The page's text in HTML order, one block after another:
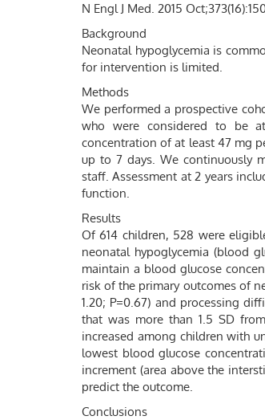
N Engl J Med. 2015
Background
Neonatal hypoglycemia is
for intervention is limited.
Methods
We performed a prospective
who were considered to be
concentration of at least 47 mg
up to 7 days. We continuously
staff. Assessment at 2 years
function.
Results
Of 614 children, 528 were
neonatal hypoglycemia (blood
maintain a blood glucose
risk of the primary outcomes of
1.20; P=0.67) and processing
that was more than 1.5 SD
increased among children with
lowest blood glucose
increment (area above the
predict the outcome.
Conclusions